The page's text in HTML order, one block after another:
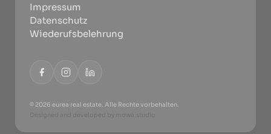
Impressum
Datenschutz
Wiederufsbelehrung
© 2026 eurea real estate. Alle Rechte vorbehalten.